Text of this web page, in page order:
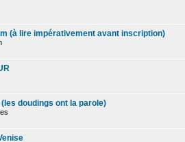
(à lire impérativement avant inscription)
doudings ont la parole)